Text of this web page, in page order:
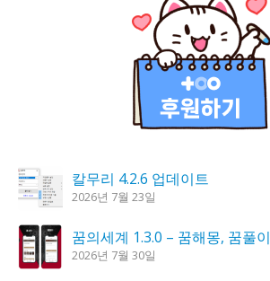
칼무리 4.2.6 업데이트
2026년 7월 23일
꿈의세계 1.3.0 – 꿈해몽, 꿈풀이
2026년 7월 30일